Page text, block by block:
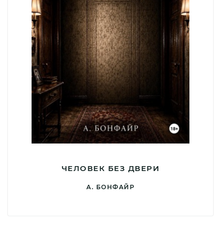
ЧЕЛОВЕК БЕЗ ДВЕРИ
А. БОНФАЙР